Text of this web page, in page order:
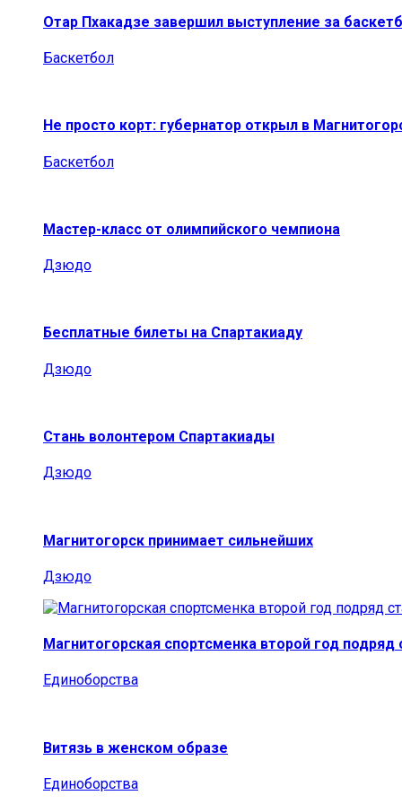
Отар Пхакадзе завершил выступление за
Баскетбол
Не просто корт: губернатор открыл в
Баскетбол
Мастер-класс от олимпийского чемпиона
Дзюдо
Бесплатные билеты на Спартакиаду
Дзюдо
Стань волонтером Спартакиады
Дзюдо
Магнитогорск принимает сильнейших
Дзюдо
Магнитогорская спортсменка второй год подряд
Единоборства
Витязь в женском образе
Единоборства